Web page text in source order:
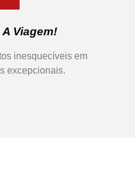
Viagem!
inesquecíveis em
excepcionais.